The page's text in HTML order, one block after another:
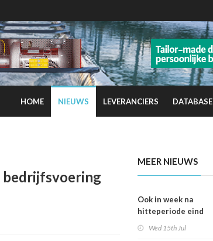
HOME NIEUWS LEVERANCIERS DATABASE
bedrijfsvoering
MEER NIEUWS
Ook in week na
hitteperiode eind
Wed 15th Jul